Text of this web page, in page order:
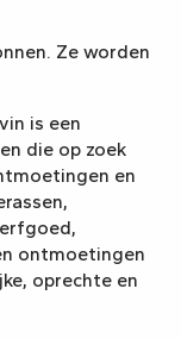
Ze worden
is een
die op zoek
en
ontmoetingen
oprechte en